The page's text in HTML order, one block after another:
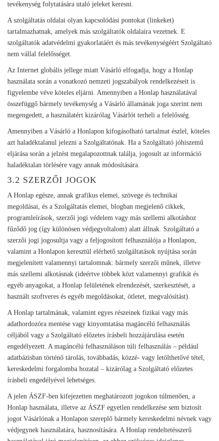
tevékenység folytatására utaló jeleket keresni.
A szolgáltatás oldalai olyan kapcsolódási pontokat (linkeket)
tartalmazhatnak, amelyek más szolgáltatók oldalaira vezetnek. E
szolgáltatók adatvédelmi gyakorlatáért és más tevékenységéért Szolgáltató
nem vállal felelősséget.
Az Internet globális jellege miatt Vásárló elfogadja, hogy a Honlap
használata során a vonatkozó nemzeti jogszabályok rendelkezéseit is
figyelembe véve köteles eljárni. Amennyiben a Honlap használatával
összefüggő bármely tevékenység a Vásárló államának joga szerint nem
megengedett, a használatért kizárólag Vásárlót terheli a felelősség.
Amennyiben a Vásárló a Honlapon kifogásolható tartalmat észlel, köteles
azt haladéktalanul jelezni a Szolgáltatónak. Ha a Szolgáltató jóhiszemű
eljárása során a jelzést megalapozottnak találja, jogosult az információ
haladéktalan törlésére vagy annak módosítására.
3.2 SZERZŐI JOGOK
A Honlap egésze, annak grafikus elemei, szövege és technikai
megoldásai, és a Szolgáltatás elemei, blogban megjelenő cikkek,
programleírások, szerzői jogi védelem vagy más szellemi alkotáshoz
fűződő jog (így különösen védjegyoltalom) alatt állnak. Szolgáltató a
szerzői jogi jogosultja vagy a feljogosított felhasználója a Honlapon,
valamint a Honlapon keresztül elérhető szolgáltatások nyújtása során
megjelenített valamennyi tartalomnak: bármely szerzői műnek, illetve
más szellemi alkotásnak (ideértve többek közt valamennyi grafikát és
egyéb anyagokat, a Honlap felületének elrendezését, szerkesztését, a
használt szoftveres és egyéb megoldásokat, ötletet, megvalósítást).
A Honlap tartalmának, valamint egyes részeinek fizikai vagy más
adathordozóra mentése vagy kinyomtatása magáncélú felhasználás
céljából vagy a Szolgáltató előzetes írásbeli hozzájárulása esetén
engedélyezett. A magáncélú felhasználáson túli felhasználás – például
adatbázisban történő tárolás, továbbadás, közzé- vagy letölthetővé tétel,
kereskedelmi forgalomba hozatal – kizárólag a Szolgáltató előzetes
írásbeli engedélyével lehetséges.
A jelen ÁSZF-ben kifejezetten meghatározott jogokon túlmenően, a
Honlap használata, illetve az ÁSZF egyetlen rendelkezése sem biztosít
jogot Vásárlónak a Honlapon szereplő bármely kereskedelmi névnek vagy
védjegynek használatára, hasznosítására. A Honlap rendeltetésszerű